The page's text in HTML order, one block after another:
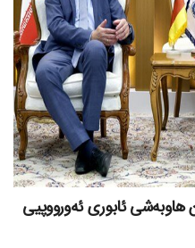
هاوبەشی ئابوری ئەورووپیی